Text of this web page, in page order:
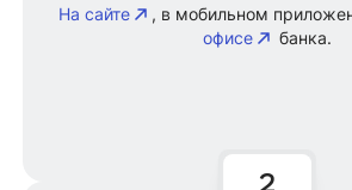
На сайте , в мобильном
офисе
банка.